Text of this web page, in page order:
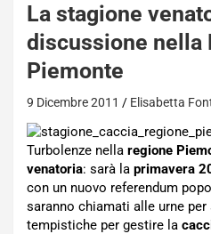
La stagione
discussione nella
Piemonte
9 Dicembre 2011 Elisabetta
Turbolenze nella regione
venatoria: sarà la primavera
con un nuovo referendum
saranno chiamati alle urne
tempistiche per gestire la